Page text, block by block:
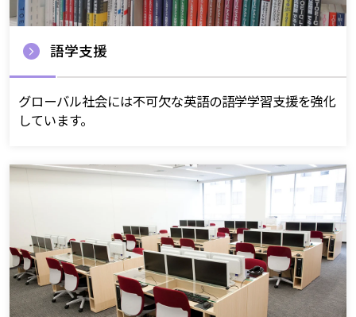
語学支援
グローバル社会には不可欠な英語の語学学習支援を強化
しています。